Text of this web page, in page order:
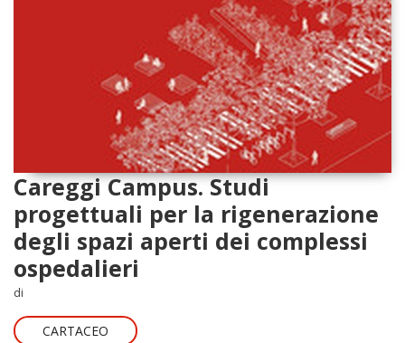
Careggi Campus. Studi
progettuali per la rigenerazione
degli spazi aperti dei complessi
ospedalieri
di
CARTACEO